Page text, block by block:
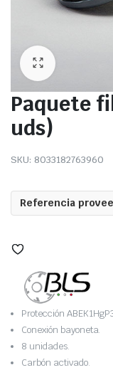
Paquete
uds)
SKU: 8033182763960
Referencia
Protección
Conexión bayoneta.
8 unidades.
Carbón activado.